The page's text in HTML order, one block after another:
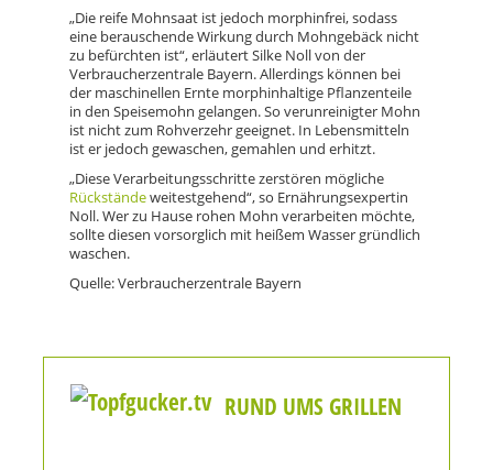
„Die reife Mohnsaat ist jedoch morphinfrei, sodass
eine berauschende Wirkung durch Mohngebäck nicht
zu befürchten ist“, erläutert Silke Noll von der
Verbraucherzentrale Bayern. Allerdings können bei
der maschinellen Ernte morphinhaltige Pflanzenteile
in den Speisemohn gelangen. So verunreinigter Mohn
ist nicht zum Rohverzehr geeignet. In Lebensmitteln
ist er jedoch gewaschen, gemahlen und erhitzt.
„Diese Verarbeitungsschritte zerstören mögliche
Rückständeweitestgehend“, so Ernährungsexpertin
Noll. Wer zu Hause rohen Mohn verarbeiten möchte,
sollte diesen vorsorglich mit heißem Wasser gründlich
waschen.
Quelle: Verbraucherzentrale Bayern
RUND UMS GRILLEN